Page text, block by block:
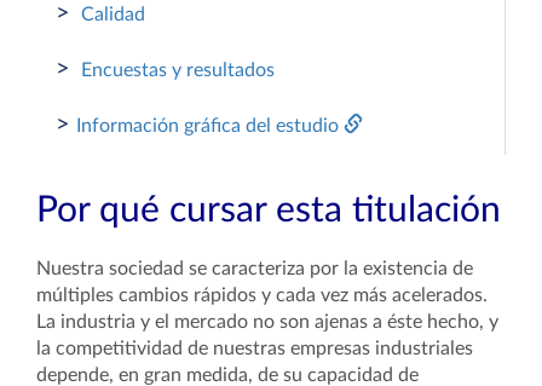
> Calidad
> Encuestas y resultados
> Información gráfica del estudio
Por qué cursar esta titulación
Nuestra sociedad se caracteriza por la existencia de
múltiples cambios rápidos y cada vez más acelerados.
La industria y el mercado no son ajenas a éste hecho, y
la competitividad de nuestras empresas industriales
depende, en gran medida, de su capacidad de